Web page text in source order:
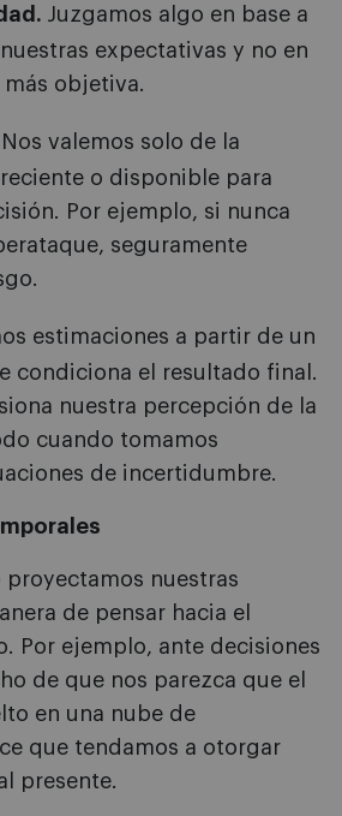
Juzgamos algo en base a
expectativas y no en
objetiva.
Nos valemos solo de la
o disponible para
Por ejemplo, si nunca
seguramente
estimaciones a partir de un
condiciona el resultado final.
nuestra percepción de la
cuando tomamos
de incertidumbre.
proyectamos nuestras
de pensar hacia el
Por ejemplo, ante decisiones
de que nos parezca que el
en una nube de
que tendamos a otorgar
presente.